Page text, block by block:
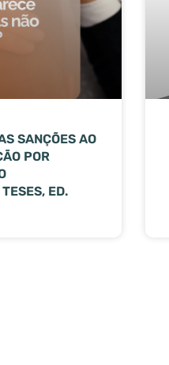
SANÇÕES AO
POR
ED.